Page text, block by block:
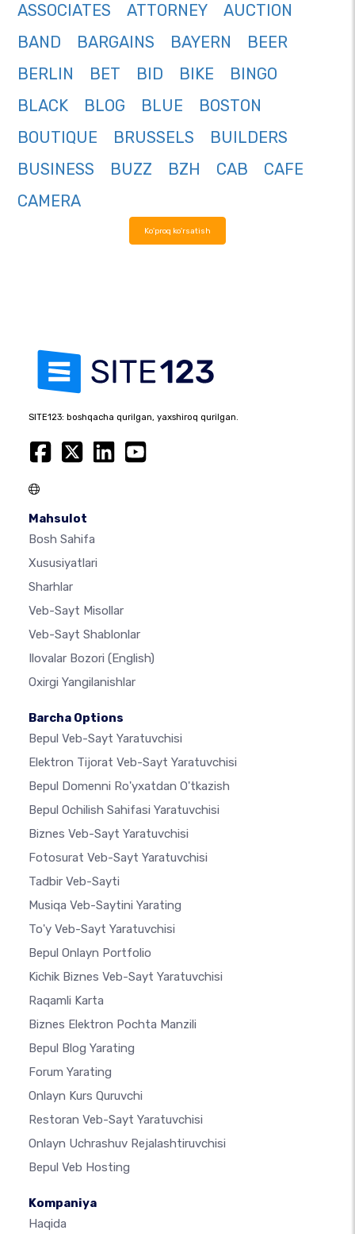
ASSOCIATES
ATTORNEY
AUCTION
BAND
BARGAINS BAYERN
BEER
BERLIN
BET BID BIKE
BINGO
BLACK
BLOG BLUE
BOSTON
BOUTIQUE
BRUSSELS
BUILDERS
BUSINESS
BUZZ BZH CAB
CAFE
CAMERA
Ko'proq ko'rsatish
SITE123: boshqacha qurilgan, yaxshiroq qurilgan.
Mahsulot
Bosh Sahifa
Xususiyatlari
Sharhlar
Veb-Sayt Misollar
Veb-Sayt Shablonlar
Ilovalar Bozori (English)
Oxirgi Yangilanishlar
Barcha Options
Bepul Veb-Sayt Yaratuvchisi
Elektron Tijorat Veb-Sayt Yaratuvchisi
Bepul Domenni Ro'yxatdan O'tkazish
Bepul Ochilish Sahifasi Yaratuvchisi
Biznes Veb-Sayt Yaratuvchisi
Fotosurat Veb-Sayt Yaratuvchisi
Tadbir Veb-Sayti
Musiqa Veb-Saytini Yarating
To'y Veb-Sayt Yaratuvchisi
Bepul Onlayn Portfolio
Kichik Biznes Veb-Sayt Yaratuvchisi
Raqamli Karta
Biznes Elektron Pochta Manzili
Bepul Blog Yarating
Forum Yarating
Onlayn Kurs Quruvchi
Restoran Veb-Sayt Yaratuvchisi
Onlayn Uchrashuv Rejalashtiruvchisi
Bepul Veb Hosting
Kompaniya
Haqida